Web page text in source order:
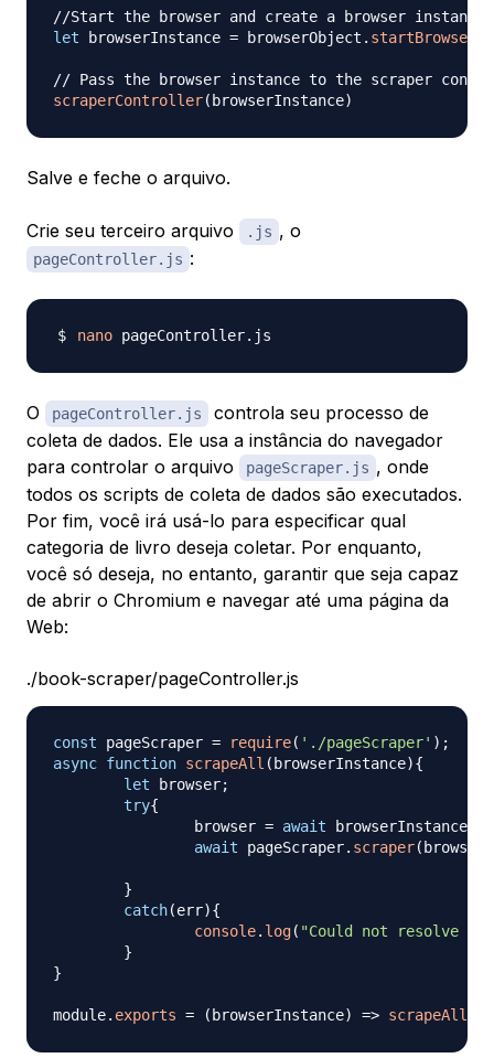
//Start the browser and create a browser instance
let browserInstance = browserObject . startBrowser
// Pass the browser instance to the scraper
scraperController( browserInstance)
Salve e feche o arquivo.
Crie seu terceiro arquivo .js , o
pageController.js :
nano
O pageController.js
controla seu processo de
coleta de dados. Ele usa a instância do navegador
para controlar o arquivo
pageScraper.js , onde
todos os scripts de coleta de dados são executados.
Por fim, você irá usá-lo para especificar qual
categoria de livro deseja coletar. Por enquanto,
você só deseja, no entanto, garantir que seja capaz
de abrir o Chromium e navegar até uma página da
Web:
./book-scraper/pageController.js
const pageScraper = require( './pageScraper' ) ;
async function scrapeAll ( browserInstance){
let browser;
try{
		browser
= await browserInstance
await pageScraper. scraper( browser
}
catch(err){
console. log( "Could not resolve
}
}
module. exports = ( browserInstance) => scrapeAll